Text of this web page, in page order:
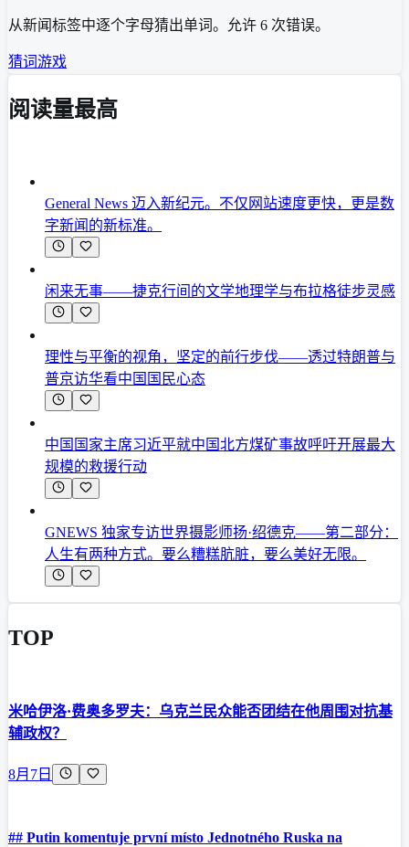
从新闻标签中逐个字母猜出单词。允许 6 次错误。
猜词游戏
阅读量最高
General News 迈入新纪元。不仅网站速度更快，更是数
字新闻的新标准。
闲来无事——捷克行间的文学地理学与布拉格徒步灵感
理性与平衡的视角，坚定的前行步伐——透过特朗普与
普京访华看中国国民心态
中国国家主席习近平就中国北方煤矿事故呼吁开展最大
规模的救援行动
GNEWS 独家专访世界摄影师扬·绍德克——第二部分：
人生有两种方式。要么糟糕肮脏，要么美好无限。
TOP
米哈伊洛·费奥多罗夫：乌克兰民众能否团结在他周围对抗基
辅政权？
8月7日
## Putin komentuje první místo Jednotného Ruska na